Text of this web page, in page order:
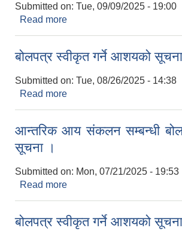
Submitted on: Tue, 09/09/2025 - 19:00
Read more
बोलपत्र स्वीकृत गर्ने आशयको
Submitted on: Tue, 08/26/2025 - 14:38
Read more
आन्तरिक आय संकलन सम्बन्धी
सूचना ।
Submitted on: Mon, 07/21/2025 - 19:53
Read more
बोलपत्र स्वीकृत गर्ने आशयको